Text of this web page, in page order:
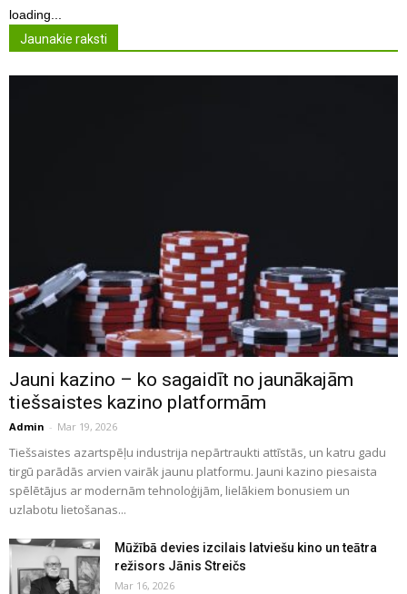
loading...
Jaunakie raksti
Jauni kazino – ko sagaidīt no jaunākajām
tiešsaistes kazino platformām
Admin - Mar 19, 2026
Tiešsaistes azartspēļu industrija nepārtraukti attīstās, un katru gadu
tirgū parādās arvien vairāk jaunu platformu. Jauni kazino piesaista
spēlētājus ar modernām tehnoloģijām, lielākiem bonusiem un
uzlabotu lietošanas...
Mūžībā devies izcilais latviešu kino un teātra
režisors Jānis Streičs
Mar 16, 2026